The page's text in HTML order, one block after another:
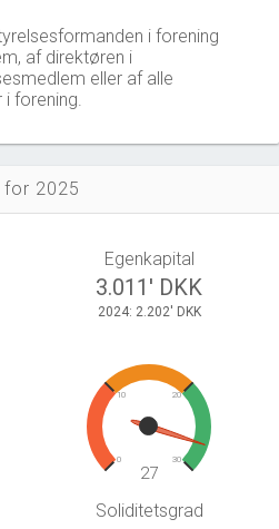
i forening
af direktøren i
eller af alle
forening.
for 2025
Egenkapital
3.011' DKK
2024: 2.202' DKK
0
10 20
30
27
Soliditetsgrad